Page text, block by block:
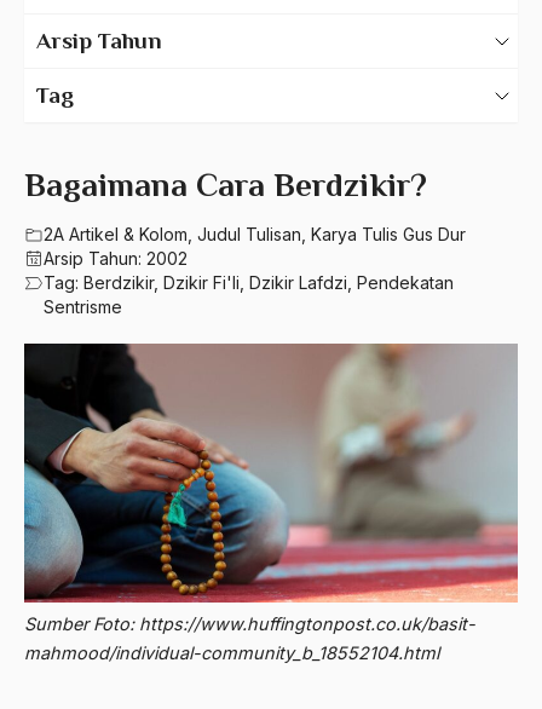
Bagaimana Cara Berdzikir?
2A Artikel & Kolom Judul Tulisan Karya Tulis Gus Dur
Arsip Tahun: 2002
Tag: Berdzikir, Dzikir Fi'li Dzikir Lafdzi Pendekatan
Sentrisme
Sumber Foto: https://www.huffingtonpost.co.uk/basit-
mahmood/individual-community_b_18552104.html
660 – Ilmu Seni, Desain dan Media
710 – Ilmu Pendidikan
900 – Rumpun Ilmu Lainnya
Arsip Tahun
2023
2021
2020
2018
2017
2016
2015
2014
2013
Tag
A. Mukti Ali
A. Mustofa Bisri
A. Yani
A.A. Baramudi
A.H Nasution
A.S
Aal Usul Teroris
Abad 21
Abad Modern
Abd. Moqsith Ghazali